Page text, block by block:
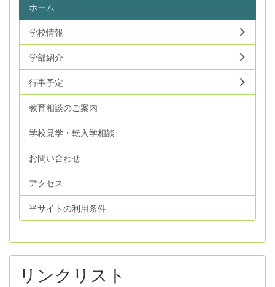
ホーム
学校情報
学部紹介
行事予定
教育相談のご案内
学校見学・転入学相談
お問い合わせ
アクセス
当サイトの利用条件
リンクリスト